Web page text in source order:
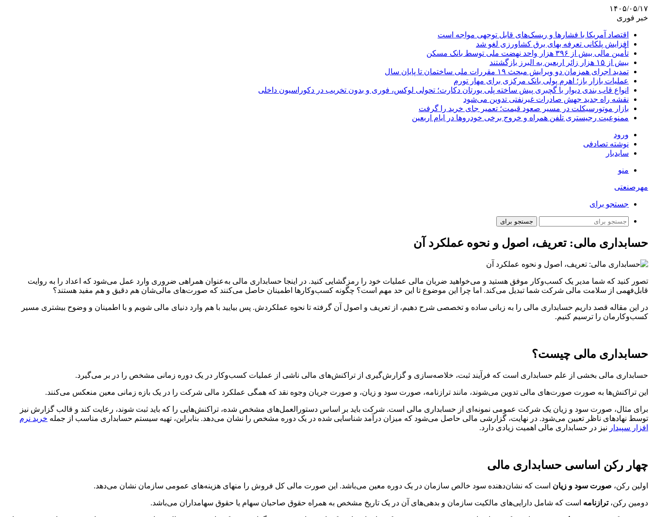
۱۴۰۵/۰۵/۱۷
خبر فوری
اقتصاد آمریکا با فشارها و ریسک‌های قابل توجهی مواجه است
افزایش پلکانی تعرفه بهای برق کشاورزی لغو شد
تأمین مالی بیش از ۳۹۶ هزار واحد نهضت ملی توسط بانک مسکن
بیش از ۱۵ هزار زائر اربعین به البرز بازگشتند
تمدید اجرای همزمان دو ویرایش مبحث ۱۹ مقررات ملی ساختمان تا پایان سال
عملیات بازار باز؛ اهرم پولی بانک مرکزی برای مهار تورم
انواع قاب بندی دیوار با گچبری پیش ساخته پلی یورتان دکارت؛ تحولی لوکس، فوری و بدون تخریب در دکوراسیون داخلی
نقشه راه جدید جهش صادرات غیرنفتی تدوین می‌شود
بازار موتورسیکلت در مسیر صعود قیمت؛ تعمیر جای خرید را گرفت
ممنوعیت رجیستری تلفن همراه و خروج برخی خودروها در ایام اربعین
ورود
نوشته تصادفی
سایدبار
منو
مهرصنعتی
جستجو برای
جستجو برای
حسابداری مالی: تعریف، اصول و نحوه عملکرد آن
تصور کنید که شما مدیر یک کسب‌وکار موفق هستید و می‌خواهید ضربان مالی عملیات خود را رمزگشایی کنید. در اینجا حسابداری مالی به‌عنوان همراهی ضروری وارد عمل می‌شود که اعداد را به روایت
قابل‌فهمی از سلامت مالی شرکت شما تبدیل می‌کند. اما چرا این موضوع تا این حد مهم است؟ چگونه کسب‌وکارها اطمینان حاصل می‌کنند که صورت‌های مالی‌شان هم دقیق و هم مفید هستند؟
در این مقاله قصد داریم حسابداری مالی را به زبانی ساده و تخصصی شرح دهیم، از تعریف و اصول آن گرفته تا نحوه عملکردش. پس بیایید با هم وارد دنیای مالی شویم و با اطمینان و وضوح بیشتری مسیر
کسب‌وکارمان را ترسیم کنیم.
حسابداری مالی چیست؟
حسابداری مالی بخشی از علم حسابداری است که فرآیند ثبت، خلاصه‌سازی و گزارش‌گیری از تراکنش‌های مالی ناشی از عملیات کسب‌وکار در یک دوره زمانی مشخص را در بر می‌گیرد.
این تراکنش‌ها به صورت صورت‌های مالی تدوین می‌شوند، مانند ترازنامه، صورت سود و زیان، و صورت جریان وجوه نقد که همگی عملکرد مالی شرکت را در یک بازه زمانی معین منعکس می‌کنند.
برای مثال، صورت سود و زیان یک شرکت عمومی نمونه‌ای از حسابداری مالی است. شرکت باید بر اساس دستورالعمل‌های مشخص شده، تراکنش‌هایی را که باید ثبت شوند، رعایت کند و قالب گزارش نیز
توسط نهادهای ناظر تعیین می‌شود. در نهایت، گزارشی مالی حاصل می‌شود که میزان درآمد شناسایی شده در یک دوره مشخص را نشان می‌دهد. بنابراین، تهیه سیستم حسابداری مناسب از جمله خرید نرم
افزار سپیدار نیز در حسابداری مالی اهمیت زیادی دارد.
چهار رکن اساسی حسابداری مالی
اولین رکن، صورت سود و زیان است که نشان‌دهنده سود خالص سازمان در یک دوره معین می‌باشد. این صورت مالی کل فروش را منهای هزینه‌های عمومی سازمان نشان می‌دهد.
دومین رکن،ترازنامه است که شامل دارایی‌های مالکیت سازمان و بدهی‌های آن در یک تاریخ مشخص به همراه حقوق صاحبان سهام یا حقوق سهامداران می‌باشد.